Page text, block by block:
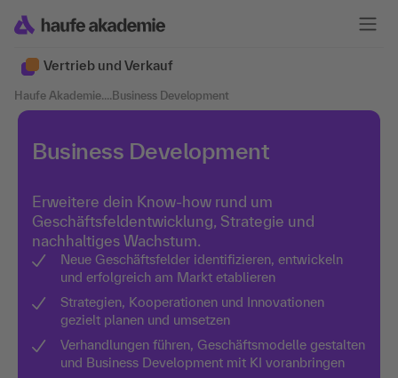
Vertrieb und Verkauf
Haufe Akademie.... Business Development
Business Development
Erweitere dein Know-how rund um
Geschäftsfeldentwicklung, Strategie und
nachhaltiges Wachstum.
Neue Geschäftsfelder identifizieren, entwickeln
und erfolgreich am Markt etablieren
Strategien, Kooperationen und Innovationen
gezielt planen und umsetzen
Verhandlungen führen, Geschäftsmodelle gestalten
und Business Development mit KI voranbringen